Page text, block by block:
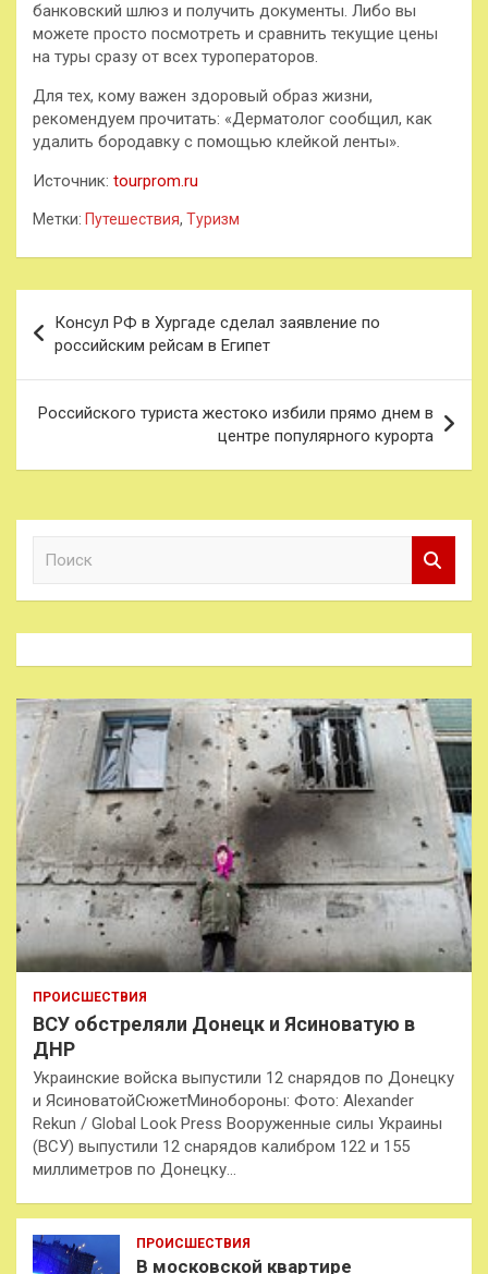
банковский шлюз и получить документы. Либо вы
можете просто посмотреть и сравнить текущие цены
на туры сразу от всех туроператоров.
Для тех, кому важен здоровый образ жизни,
рекомендуем прочитать: «Дерматолог сообщил, как
удалить бородавку с помощью клейкой ленты».
Источник: tourprom.ru
Метки: Путешествия, Туризм
по
записям
Консул РФ в Хургаде сделал заявление по
российским рейсам в Египет
Российского туриста жестоко избили прямо днем в
центре популярного курорта
к
ПРОИСШЕСТВИЯ
ВСУ обстреляли Донецк и Ясиноватую в
ДНР
Украинские войска выпустили 12 снарядов по Донецку
и ЯсиноватойСюжетМинобороны: Фото: Alexander
Rekun / Global Look Press Вооруженные силы Украины
(ВСУ) выпустили 12 снарядов калибром 122 и 155
миллиметров по Донецку…
ПРОИСШЕСТВИЯ
В московской квартире